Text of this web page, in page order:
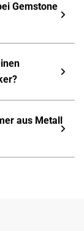
Gemstone
aus Metall